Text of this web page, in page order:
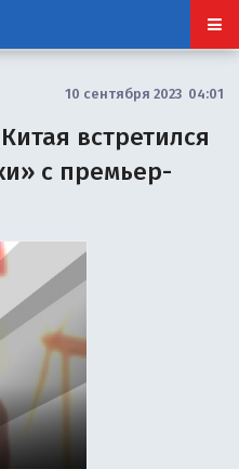
10 сентября 2023 04:01
встретился
с премьер-